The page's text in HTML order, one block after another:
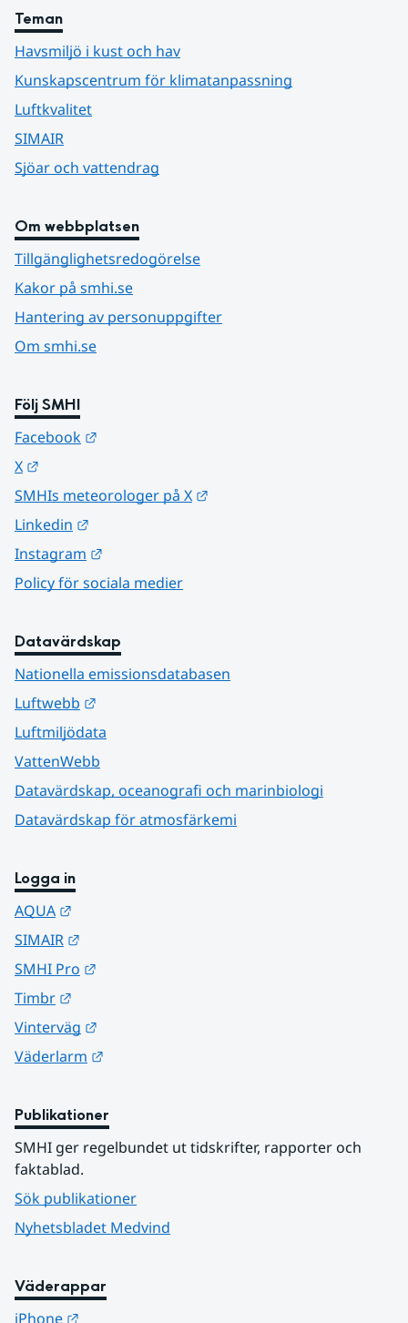
Teman
Havsmiljö i kust och hav
Kunskapscentrum för klimatanpassning
Luftkvalitet
SIMAIR
Sjöar och vattendrag
Om webbplatsen
Tillgänglighetsredogörelse
Kakor på smhi.se
Hantering av personuppgifter
Om smhi.se
Följ SMHI
Facebook
X
SMHIs meteorologer på X
Linkedin
Instagram
Policy för sociala medier
Datavärdskap
Nationella emissionsdatabasen
Luftwebb
Luftmiljödata
VattenWebb
Datavärdskap, oceanografi och marinbiologi
Datavärdskap för atmosfärkemi
Logga in
AQUA
SIMAIR
SMHI Pro
Timbr
Vinterväg
Väderlarm
Publikationer
SMHI ger regelbundet ut tidskrifter, rapporter och
faktablad.
Sök publikationer
Nyhetsbladet Medvind
Väderappar
iPhone